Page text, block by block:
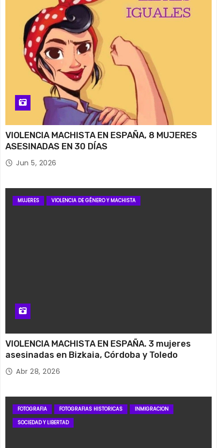
VIOLENCIA MACHISTA EN ESPAÑA, 8 MUJERES
ASESINADAS EN 30 DÍAS
Jun 5, 2026
MUJERES VIOLENCIA DE GÉNERO Y MACHISTA
VIOLENCIA MACHISTA EN ESPAÑA. 3 mujeres
asesinadas en Bizkaia, Córdoba y Toledo
Abr 28, 2026
FOTOGRAFIA FOTOGRAFIAS HISTORICAS
INMIGRACION
SOCIEDAD Y LIBERTAD